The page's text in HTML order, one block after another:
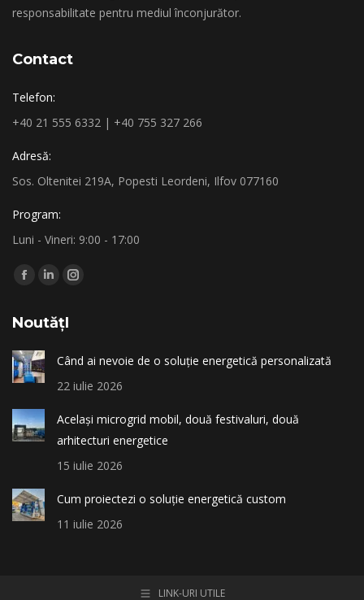
responsabilitate pentru mediul înconjurător.
Contact
Telefon:
+40 21 555 6332 | +40 755 327 266
Adresă:
Sos. Oltenitei 219A, Popesti Leordeni, Ilfov 077160
Program:
Luni - Vineri: 9:00 - 17:00
Find us on:
Facebook
opens
in
new
window
Linkedin
opens
new
window
Instagram
new
window
NoutățI
Când ai nevoie de o soluție energetică personalizată
22 iulie 2026
Același microgrid mobil, două festivaluri, două
arhitecturi energetice
15 iulie 2026
Cum proiectezi o soluție energetică custom
11 iulie 2026
LINK-URI UTILE